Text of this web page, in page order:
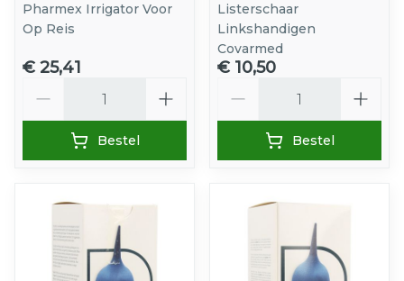
Pharmex Irrigator Voor
Op Reis
€ 25,41
Bestel
Listerschaar
Linkshandigen
Covarmed
€ 10,50
Bestel